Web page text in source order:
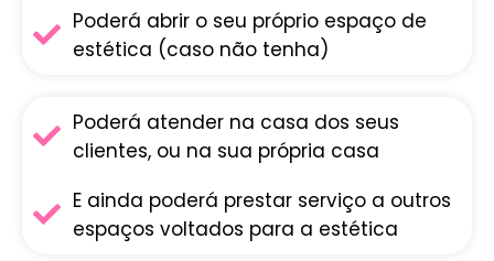
Poderá abrir o seu próprio espaço de
estética (caso não tenha)
Poderá atender na casa dos seus
clientes, ou na sua própria casa
E ainda poderá prestar serviço a outros
espaços voltados para a estética